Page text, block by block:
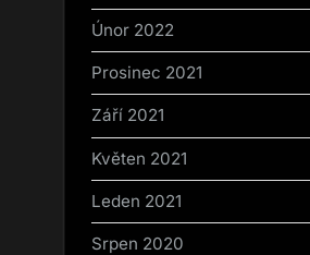
Únor 2022
Prosinec 2021
Září 2021
Květen 2021
Leden 2021
Srpen 2020